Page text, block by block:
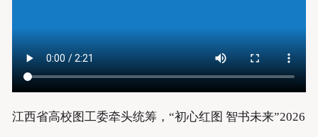
江西省高校图工委牵头统筹，“初心红图 智书未来”2026